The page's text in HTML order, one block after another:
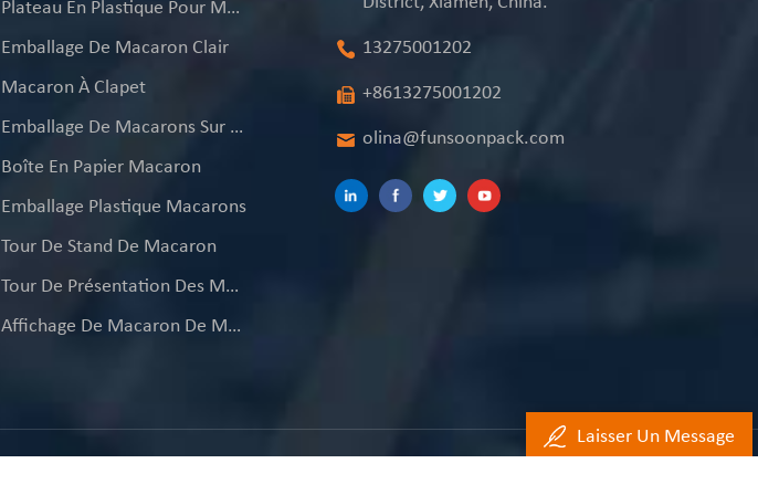
de fêtes.
Plateau En Plastique Pour Macarons
Emballage De Macaron Clair
Macaron À Clapet
Emballage De Macarons Sur Mesure
Boîte En Papier Macaron
Emballage Plastique Macarons
Tour De Stand De Macaron
Tour De Présentation Des Macarons
Affichage De Macaron De Mariage
13275001202
+8613275001202
olina@funsoonpack.com
Laisser Un Message